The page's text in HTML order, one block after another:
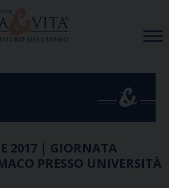
2017 | GIORNATA
PRESSO UNIVERSITÀ